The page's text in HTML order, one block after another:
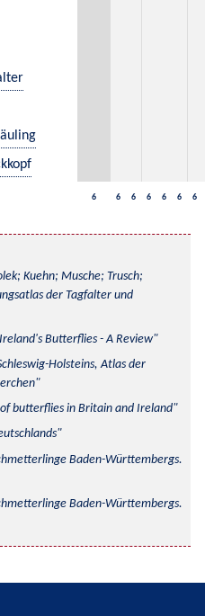
6 6 6 6 6 6 6
Kuehn; Musche; Trusch;
der Tagfalter und
Butterflies - A Review
Holsteins, Atlas der
butterflies in Britain and Ireland
Baden-Württembergs.
Baden-Württembergs.